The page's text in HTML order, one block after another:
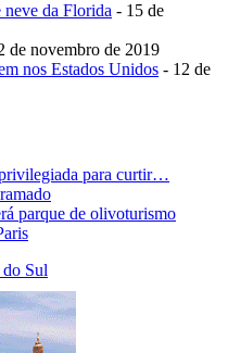
da Florida - 15 de
de novembro de 2019
nos Estados Unidos - 12 de
para curtir…
parque de olivoturismo
Sul